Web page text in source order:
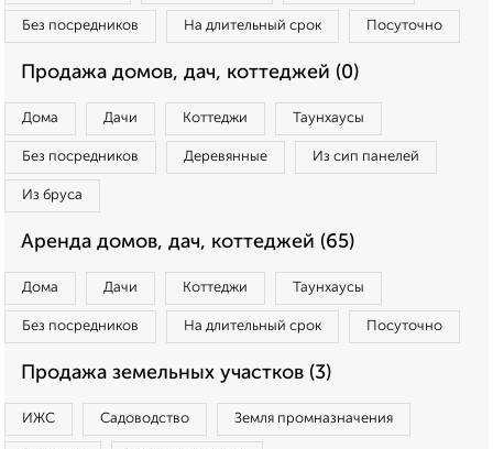
Без посредников На длительный срок Посуточно
Продажа домов, дач, коттеджей (0)
Дома Дачи Коттеджи Таунхаусы
Без посредников Деревянные Из сип панелей
Из бруса
Аренда домов, дач, коттеджей (65)
Дома Дачи Коттеджи Таунхаусы
Без посредников На длительный срок Посуточно
Продажа земельных участков (3)
ИЖС Садоводство Земля промназначения